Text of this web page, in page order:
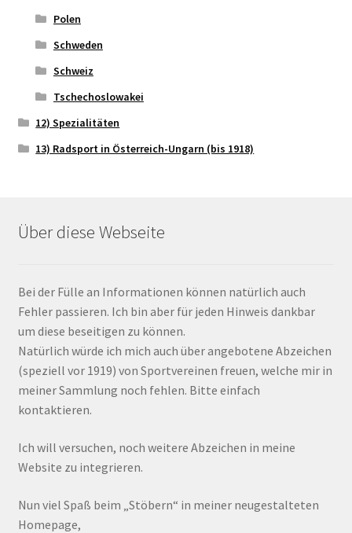
Polen
Schweden
Schweiz
Tschechoslowakei
12) Spezialitäten
13) Radsport in Österreich-Ungarn (bis 1918)
Über diese Webseite
Bei der Fülle an Informationen können natürlich auch
Fehler passieren. Ich bin aber für jeden Hinweis dankbar
um diese beseitigen zu können.
Natürlich würde ich mich auch über angebotene Abzeichen
(speziell vor 1919) von Sportvereinen freuen, welche mir in
meiner Sammlung noch fehlen. Bitte einfach
kontaktieren.
Ich will versuchen, noch weitere Abzeichen in meine
Website zu integrieren.
Nun viel Spaß beim „Stöbern“ in meiner neugestalteten
Homepage,